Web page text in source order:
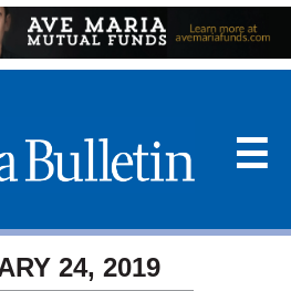
☰
24, 2019